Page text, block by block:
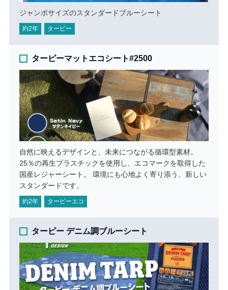
ジャンボサイズのスタンダードブルーシート
約2年 ターピー
ターピーマットエコシート#2500
自然に映えるデザインと、未来につながる循環型素材。
25％の再生プラスチックを使用し、エコマークを取得した
国産レジャーシート。 環境にも心地よく寄り添う、新しい
スタンダードです。
約2年 ターピーエコ
ターピー デニム調ブルーシート